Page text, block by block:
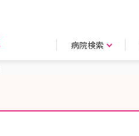
病院検索